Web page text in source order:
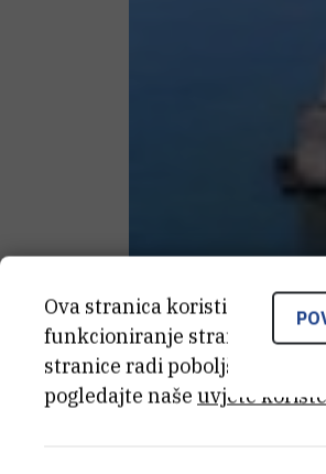
Ova stranica koristi kolačiće.
funkcioniranje stranice, dok
stranice radi poboljšanja
pogledajte naše uvjete